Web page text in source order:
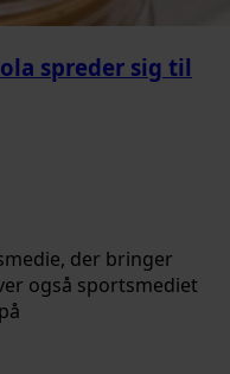
spreder sig til
der bringer
også sportsmediet